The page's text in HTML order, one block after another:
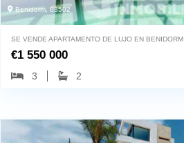
Benidorm, 03502
SE VENDE APARTAMENTO DE LUJO EN BENIDORM
€1 550 000
3 2